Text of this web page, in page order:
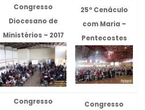
Congresso
Diocesano de
Ministérios – 2017
25º Cenáculo
com Maria –
Pentecostes
Congresso
Congresso